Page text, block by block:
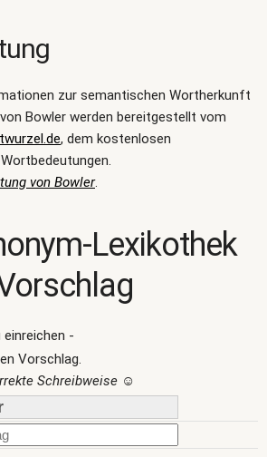
zur semantischen Wortherkunft
Bowler werden bereitgestellt vom
, dem kostenlosen
von Bowler.
Lexikothek
-
Vorschlag.
Schreibweise ☺